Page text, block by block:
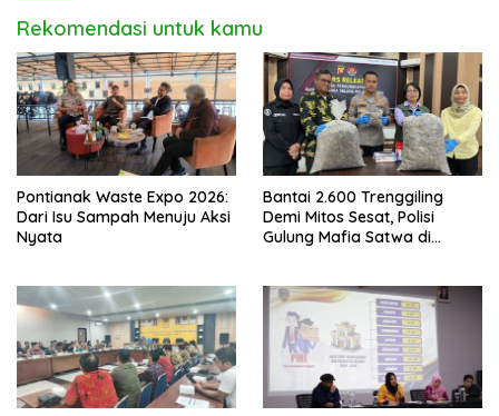
Rekomendasi untuk kamu
Pontianak Waste Expo 2026:
Dari Isu Sampah Menuju Aksi
Nyata
Bantai 2.600 Trenggiling
Demi Mitos Sesat, Polisi
Gulung Mafia Satwa di